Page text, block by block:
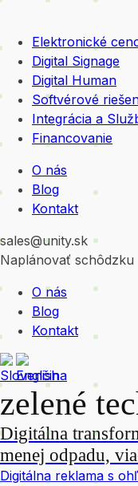
Elektronické
Digital Signage
Digital Human
Softvérové
Integrácia a
Financovanie
O nás
Blog
Kontakt
sales@unity.sk
Naplánovať schôdzku
O nás
Blog
Kontakt
zelené
Digitálna
menej odpadu,
Digitálna reklama s